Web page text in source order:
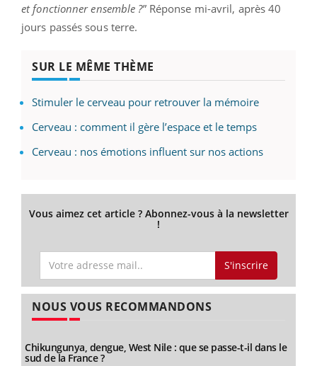
et fonctionner ensemble ?” Réponse mi-avril, après 40
jours passés sous terre.
SUR LE MÊME THÈME
Stimuler le cerveau pour retrouver la mémoire
Cerveau : comment il gère l’espace et le temps
Cerveau : nos émotions influent sur nos actions
Vous aimez cet article ? Abonnez-vous à la newsletter
!
S'inscrire
NOUS VOUS RECOMMANDONS
Chikungunya, dengue, West Nile : que se passe-t-il dans le
sud de la France ?